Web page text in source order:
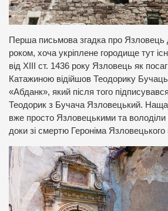
Перша письмова згадка про Язловець
роком, хоча укріплене городище тут
від XIII ст. 1436 року Язловець як
Катажиною відійшов Теодорику
«Абданк», який після того
Теодорик з Бучача Язловецький.
вже просто Язловецькими та володіли
доки зі смертю Героніма Язловецького